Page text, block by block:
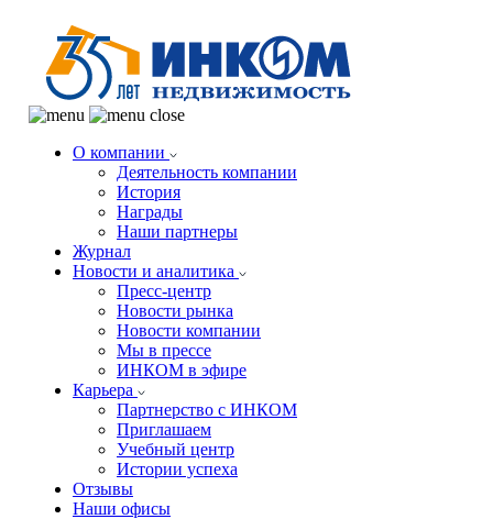
О компании
Деятельность компании
История
Награды
Наши партнеры
Журнал
Новости и аналитика
Пресс-центр
Новости рынка
Новости компании
Мы в прессе
ИНКОМ в эфире
Карьера
Партнерство с ИНКОМ
Приглашаем
Учебный центр
Истории успеха
Отзывы
Наши офисы